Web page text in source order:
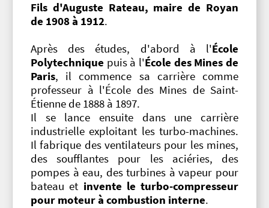
Fils d'Auguste Rateau, maire de Royan
de 1908 à 1912.
Après des études, d'abord à l'École
Polytechnique puis à l'École des Mines de
Paris, il commence sa carrière comme
professeur à l'École des Mines de Saint-
Étienne de 1888 à 1897.
Il se lance ensuite dans une carrière
industrielle exploitant les turbo-machines.
Il fabrique des ventilateurs pour les mines,
des soufflantes pour les aciéries, des
pompes à eau, des turbines à vapeur pour
bateau et invente le turbo-compresseur
pour moteur à combustion interne.